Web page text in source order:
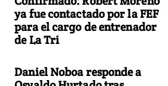
ya fue contactado por la FEF
para el cargo de entrenador
de La Tri
Daniel Noboa responde a